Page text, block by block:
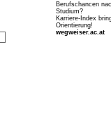
Berufschancen
Studium?
Karriere-Index
Orientierung!
wegweiser.ac.at